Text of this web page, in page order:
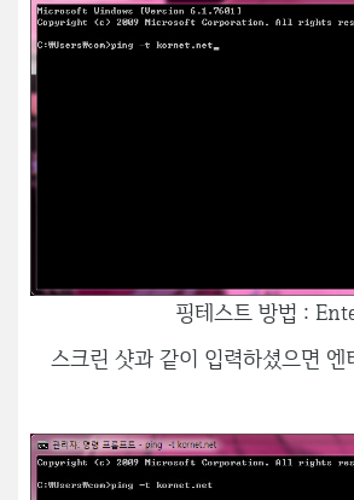
핑테스트 방법 :
스크린 샷과 같이 입력하셨으면 엔